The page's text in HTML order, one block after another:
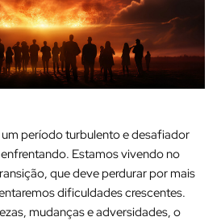
período turbulento e desafiador
Estamos vivendo no
que deve perdurar por mais
dificuldades crescentes.
mudanças e adversidades, o